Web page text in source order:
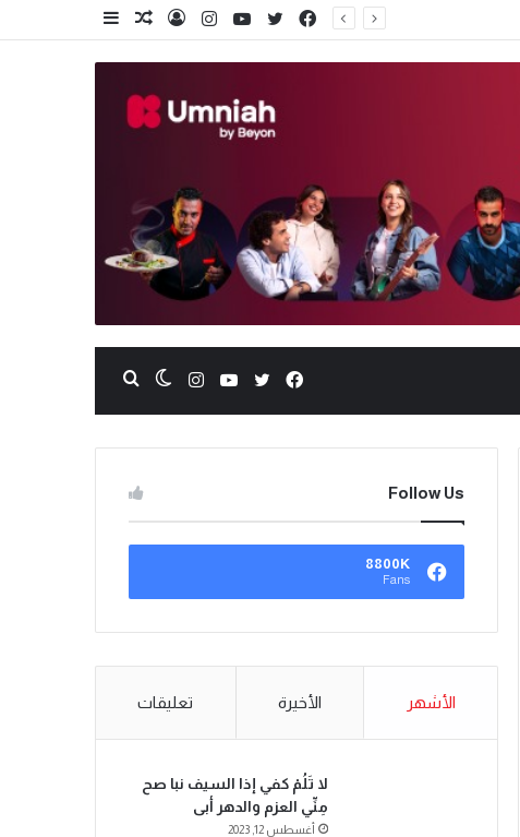
Follow Us
8800K
Fans
الأشهر الأخيرة تعليقات
لا تَلُمْ كفي إذا السيف نبا صح
مِنِّي العزم والدهر أبى
أغسطس 12, 2023